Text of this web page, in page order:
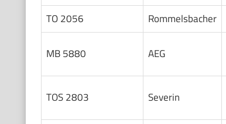
TO 2056
Rommelsbacher
MB 5880 AEG
TOS 2803 Severin